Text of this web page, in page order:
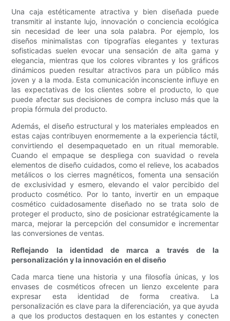
Una caja estéticamente atractiva y bien diseñada puede
transmitir al instante lujo, innovación o conciencia ecológica
sin necesidad de leer una sola palabra. Por ejemplo, los
diseños minimalistas con tipografías elegantes y texturas
sofisticadas suelen evocar una sensación de alta gama y
elegancia, mientras que los colores vibrantes y los gráficos
dinámicos pueden resultar atractivos para un público más
joven y a la moda. Esta comunicación inconsciente influye en
las expectativas de los clientes sobre el producto, lo que
puede afectar sus decisiones de compra incluso más que la
propia fórmula del producto.
Además, el diseño estructural y los materiales empleados en
estas cajas contribuyen enormemente a la experiencia táctil,
convirtiendo el desempaquetado en un ritual memorable.
Cuando el empaque se despliega con suavidad o revela
elementos de diseño cuidados, como el relieve, los acabados
metálicos o los cierres magnéticos, fomenta una sensación
de exclusividad y esmero, elevando el valor percibido del
producto cosmético. Por lo tanto, invertir en un empaque
cosmético cuidadosamente diseñado no se trata solo de
proteger el producto, sino de posicionar estratégicamente la
marca, mejorar la percepción del consumidor e incrementar
las conversiones de ventas.
Reflejando la identidad de marca a través de la
personalización y la innovación en el diseño
Cada marca tiene una historia y una filosofía únicas, y los
envases de cosméticos ofrecen un lienzo excelente para
expresar esta identidad de forma creativa. La
personalización es clave para la diferenciación, ya que ayuda
a que los productos destaquen en los estantes y conecten